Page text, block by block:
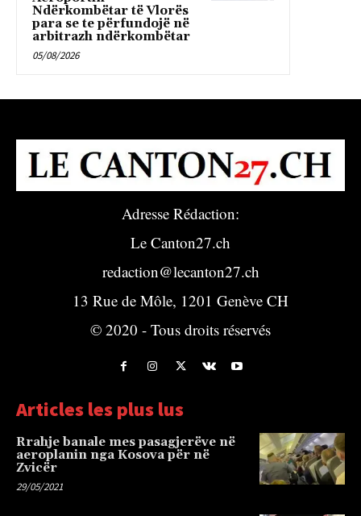
Ndërkombëtar të Vlorës
para se te përfundojë në
arbitrazh ndërkombëtar
05/08/2026
Adresse Rédaction:
Le Canton27.ch
redaction@lecanton27.ch
13 Rue de Môle, 1201 Genève CH
© 2020 - Tous droits réservés
Articles les plus lus
Rrahje banale mes pasagjerëve në
aeroplanin nga Kosova për në
Zvicër
29/05/2021